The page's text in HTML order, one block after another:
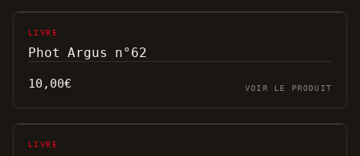
LIVRE
Phot Argus n°62
10,00€ VOIR LE PRODUIT
LIVRE